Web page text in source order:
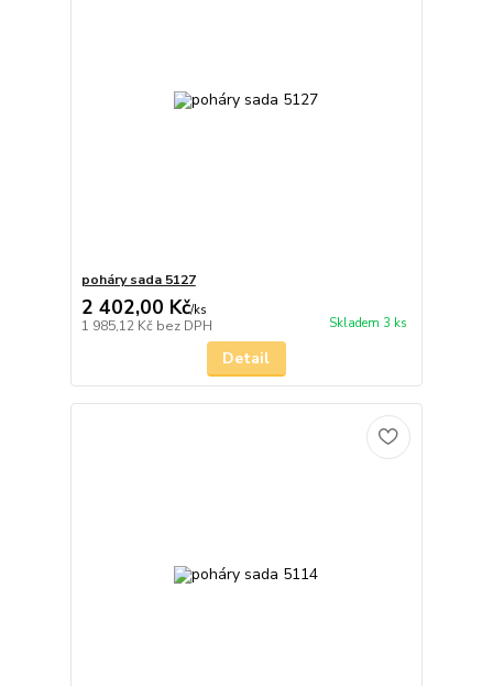
poháry sada 5127
2 402,00 Kč/ks
1 985,12 Kč bez DPH Skladem 3 ks
Detail